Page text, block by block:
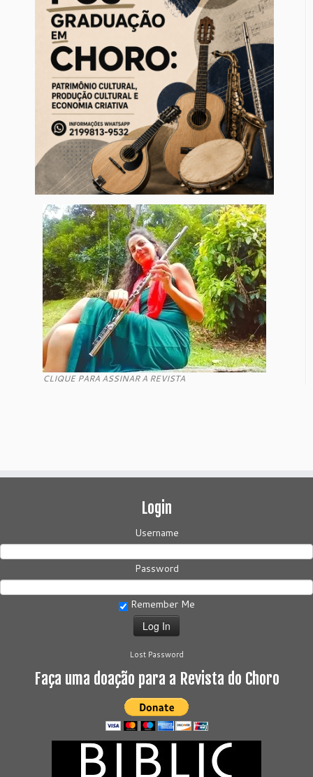
CLIQUE PARA ASSINAR A REVISTA
Login
Username
Password
Remember Me
Lost Password
Faça uma doação para a Revista do Choro